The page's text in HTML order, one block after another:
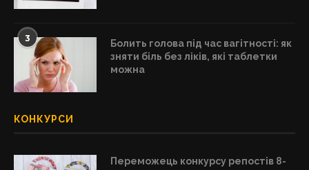
3
Болить голова під час вагітності: як
зняти біль без ліків, які таблетки
можна
КОНКУРСИ
Переможець конкурсу репостів 8-